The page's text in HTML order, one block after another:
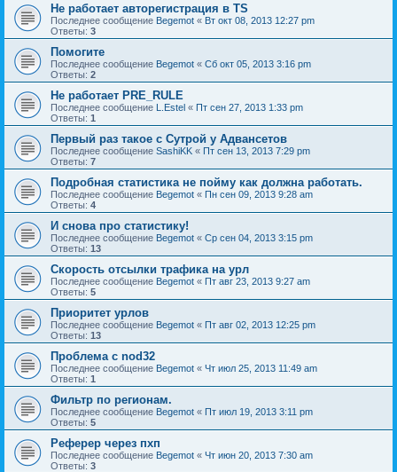
Не работает авторегистрация в TS
Последнее сообщение Begemot « Вт окт 08, 2013 12:27 pm
Ответы: 3
Помогите
Последнее сообщение Begemot « Сб окт 05, 2013 3:16 pm
Ответы: 2
Не работает PRE_RULE
Последнее сообщение L.Estel « Пт сен 27, 2013 1:33 pm
Ответы: 1
Первый раз такое с Сутрой у Адвансетов
Последнее сообщение SashiKK « Пт сен 13, 2013 7:29 pm
Ответы: 7
Подробная статистика не пойму как должна работать.
Последнее сообщение Begemot « Пн сен 09, 2013 9:28 am
Ответы: 4
И снова про статистику!
Последнее сообщение Begemot « Ср сен 04, 2013 3:15 pm
Ответы: 13
Cкорость отсылки трафика на урл
Последнее сообщение Begemot « Пт авг 23, 2013 9:27 am
Ответы: 5
Приоритет урлов
Последнее сообщение Begemot « Пт авг 02, 2013 12:25 pm
Ответы: 13
Проблема с nod32
Последнее сообщение Begemot « Чт июл 25, 2013 11:49 am
Ответы: 1
Фильтр по регионам.
Последнее сообщение Begemot « Пт июл 19, 2013 3:11 pm
Ответы: 5
Реферер через пхп
Последнее сообщение Begemot « Чт июн 20, 2013 7:30 am
Ответы: 3